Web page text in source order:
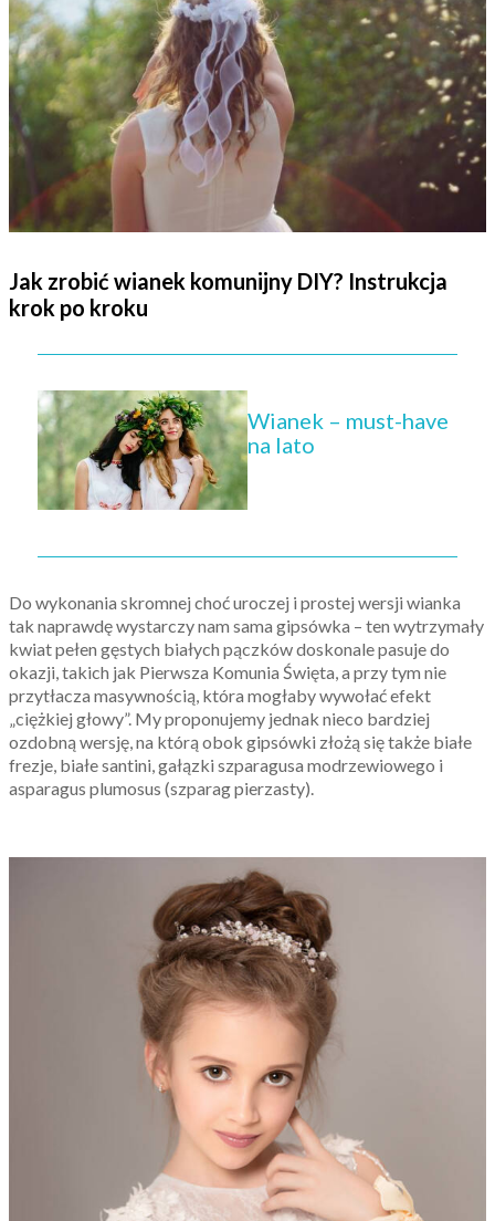
Jak zrobić wianek komunijny DIY? Instrukcja
krok po kroku
Wianek – must-have
na lato
Do wykonania skromnej choć uroczej i prostej wersji wianka
tak naprawdę wystarczy nam sama gipsówka – ten wytrzymały
kwiat pełen gęstych białych pączków doskonale pasuje do
okazji, takich jak Pierwsza Komunia Święta, a przy tym nie
przytłacza masywnością, która mogłaby wywołać efekt
„ciężkiej głowy”. My proponujemy jednak nieco bardziej
ozdobną wersję, na którą obok gipsówki złożą się także białe
frezje, białe santini, gałązki szparagusa modrzewiowego i
asparagus plumosus (szparag pierzasty).